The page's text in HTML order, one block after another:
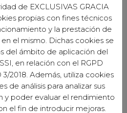
de EXCLUSIVAS GRACIA
propias con fines técnicos
y la prestación de
el mismo. Dichas cookies se
del ámbito de aplicación del
en relación con el RGPD
3/2018. Además, utiliza cookies
de análisis para analizar sus
y poder evaluar el rendimiento
el fin de introducir mejoras.